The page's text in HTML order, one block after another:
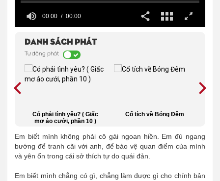
00:00 00:00
Danh sách phát
Tự động phát
Có phải tình yêu? ( Giấc
mơ áo cưới, phần 10 )
Cổ tích về Bóng Đêm
Em biết mình không phải cô gái ngoan hiền. Em đủ ngang
bướng để tranh cãi với anh, để bảo vệ quan điểm của mình
và yên ổn trong cái sở thích tự do quái đản.
Em biết mình chẳng có gì, chẳng làm được gì cho chính bản